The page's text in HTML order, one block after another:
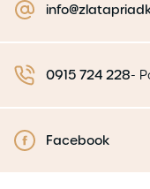
0915 724 228-
Facebook